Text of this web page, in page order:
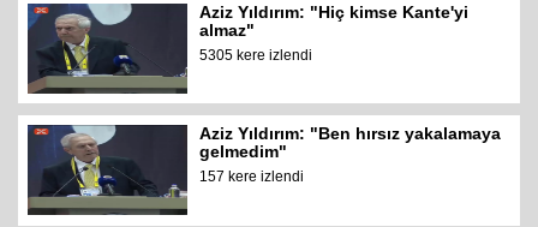
Aziz Yıldırım: "Hiç kimse Kante'yi
almaz"
5305 kere izlendi
Aziz Yıldırım: "Ben hırsız yakalamaya
gelmedim"
157 kere izlendi